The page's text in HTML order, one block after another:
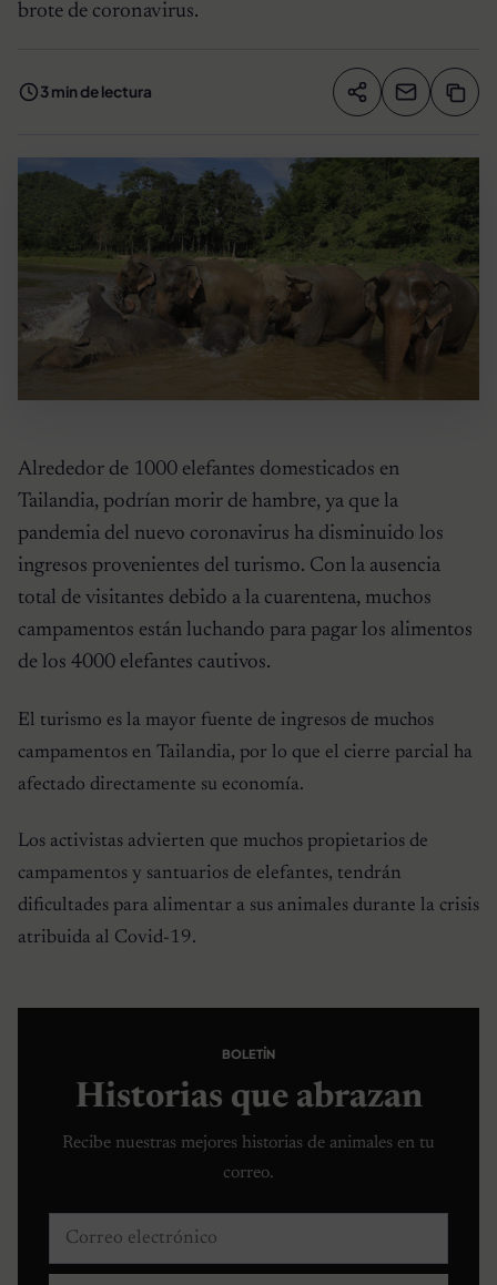
brote de coronavirus.
3 min de lectura Compartir
Alrededor de 1000 elefantes domesticados en
Tailandia, podrían morir de hambre, ya que la
pandemia del nuevo coronavirus ha disminuido los
ingresos provenientes del turismo. Con la ausencia
total de visitantes debido a la cuarentena, muchos
campamentos están luchando para pagar los alimentos
de los 4000 elefantes cautivos.
El turismo es la mayor fuente de ingresos de muchos
campamentos en Tailandia, por lo que el cierre parcial ha
afectado directamente su economía.
Los activistas advierten que muchos propietarios de
campamentos y santuarios de elefantes, tendrán
dificultades para alimentar a sus animales durante la crisis
atribuida al Covid-19.
BOLETÍN
Historias que abrazan
Recibe nuestras mejores historias de animales en tu
correo.
Correo electrónico